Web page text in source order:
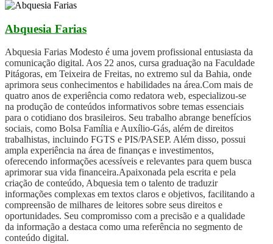
Abquesia Farias
Abquesia Farias Modesto é uma jovem profissional entusiasta da
comunicação digital. Aos 22 anos, cursa graduação na Faculdade
Pitágoras, em Teixeira de Freitas, no extremo sul da Bahia, onde
aprimora seus conhecimentos e habilidades na área.Com mais de
quatro anos de experiência como redatora web, especializou-se
na produção de conteúdos informativos sobre temas essenciais
para o cotidiano dos brasileiros. Seu trabalho abrange benefícios
sociais, como Bolsa Família e Auxílio-Gás, além de direitos
trabalhistas, incluindo FGTS e PIS/PASEP. Além disso, possui
ampla experiência na área de finanças e investimentos,
oferecendo informações acessíveis e relevantes para quem busca
aprimorar sua vida financeira.Apaixonada pela escrita e pela
criação de conteúdo, Abquesia tem o talento de traduzir
informações complexas em textos claros e objetivos, facilitando a
compreensão de milhares de leitores sobre seus direitos e
oportunidades. Seu compromisso com a precisão e a qualidade
da informação a destaca como uma referência no segmento de
conteúdo digital.